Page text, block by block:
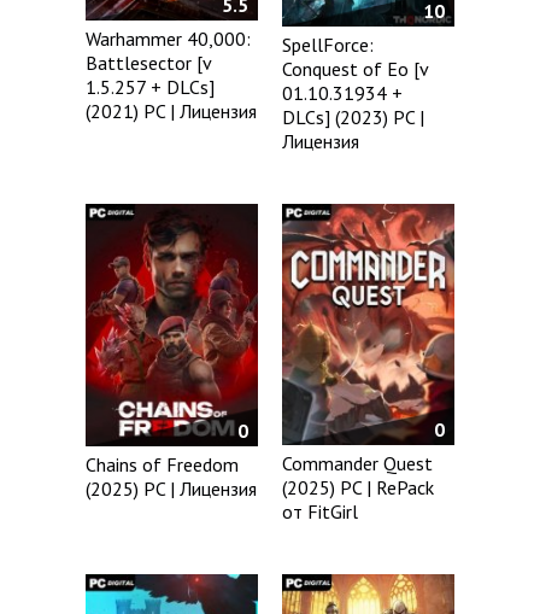
5.5
Warhammer 40,000:
Battlesector [v
1.5.257 + DLCs]
(2021) PC | Лицензия
10
SpellForce:
Conquest of Eo [v
01.10.31934 +
DLCs] (2023) PC |
Лицензия
0
Chains of Freedom
(2025) PC | Лицензия
0
Commander Quest
(2025) PC | RePack
от FitGirl